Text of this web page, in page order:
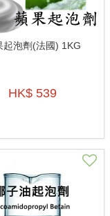
起泡劑(法國) 1KG
HK$ 539